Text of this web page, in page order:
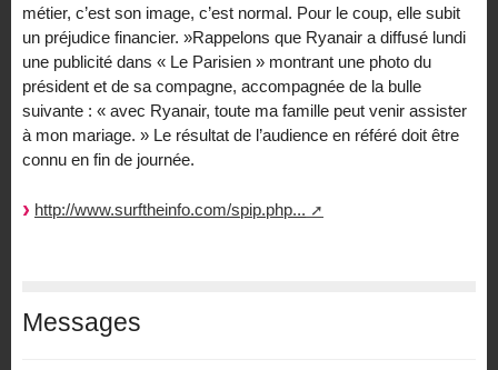
métier, c’est son image, c’est normal. Pour le coup, elle subit
un préjudice financier. »Rappelons que Ryanair a diffusé lundi
une publicité dans « Le Parisien » montrant une photo du
président et de sa compagne, accompagnée de la bulle
suivante : « avec Ryanair, toute ma famille peut venir assister
à mon mariage. » Le résultat de l’audience en référé doit être
connu en fin de journée.
http://www.surftheinfo.com/spip.php...
Messages